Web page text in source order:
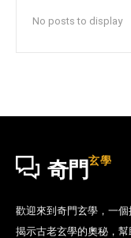
No posts to display
奇門 玄學
歡迎來到奇門玄學，一
揭示古老玄學的奧秘，幫